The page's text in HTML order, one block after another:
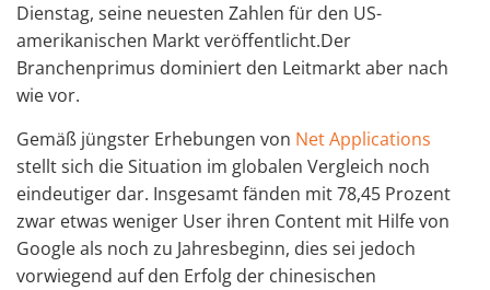
Dienstag, seine neuesten Zahlen für den US-
amerikanischen Markt veröffentlicht.Der
Branchenprimus dominiert den Leitmarkt aber nach
wie vor.
Gemäß jüngster Erhebungen von Net Applications
stellt sich die Situation im globalen Vergleich noch
eindeutiger dar. Insgesamt fänden mit 78,45 Prozent
zwar etwas weniger User ihren Content mit Hilfe von
Google als noch zu Jahresbeginn, dies sei jedoch
vorwiegend auf den Erfolg der chinesischen